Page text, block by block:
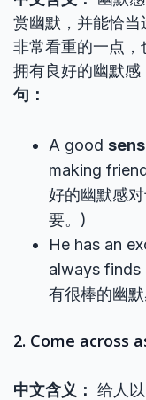
赏幽默，并能恰
非常看重的一点，
拥有良好的幽默感
句：
A good
making
好的幽默感
要。)
He has an
always finds
有很棒的幽
2. Come across
中文含义： 给人